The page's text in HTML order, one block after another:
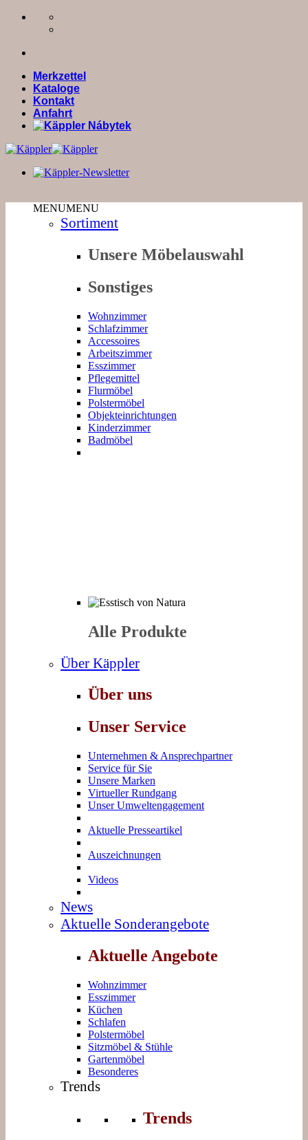
Zum
Merkzettel
Kataloge
Kontakt
Anfahrt
MENUMENU
Sortiment
Unsere Möbelauswahl
Sonstiges
Wohnzimmer
Schlafzimmer
Accessoires
Arbeitszimmer
Esszimmer
Pflegemittel
Flurmöbel
Polstermöbel
Objekteinrichtungen
Kinderzimmer
Badmöbel
Alle Produkte
Über Käppler
Über uns
Unser Service
Unternehmen & Ansprechpartner
Service für Sie
Unsere Marken
Virtueller Rundgang
Unser Umweltengagement
Aktuelle Presseartikel
Auszeichnungen
Videos
News
Aktuelle Sonderangebote
Aktuelle Angebote
Wohnzimmer
Esszimmer
Küchen
Schlafen
Polstermöbel
Sitzmöbel & Stühle
Gartenmöbel
Besonderes
Trends
Trends